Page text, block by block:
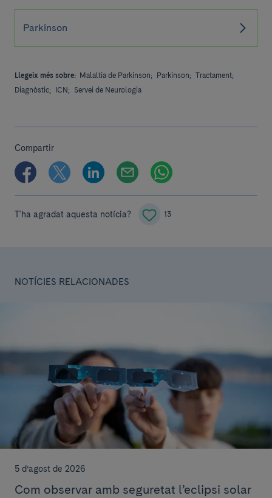
Parkinson
Llegeix més sobre: Malaltia de Parkinson; Parkinson; Tractament;
Diagnòstic;
ICN; Servei de Neurologia
Compartir
T'ha agradat aquesta notícia? 13
NOTÍCIES RELACIONADES
5 d’agost de 2026
Com observar amb seguretat l’eclipsi solar